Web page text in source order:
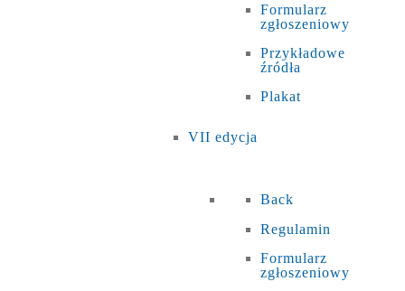
Formularz
zgłoszeniowy
Przykładowe
źródła
Plakat
VII edycja
Back
Regulamin
Formularz
zgłoszeniowy